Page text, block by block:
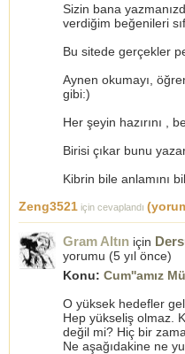
Sizin bana
verdiğim beğenileri
Bu sitede gerçekler
Aynen okumayı,
gibi:)
Her şeyin hazırını ,
Birisi çıkar bunu
Kibrin bile anlamını
Zeng3521 için cevaplandı
Gram Altın için
yorumu (5 yıl önce)
Konu: Cum''amız
O yüksek hedefler
Hep yükseliş olmaz.
değil mi? Hiç bir
Ne aşağıdakine ne